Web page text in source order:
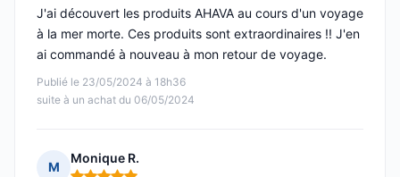
Publié le 23/05/2024 à 18h36
suite à un achat du 06/05/2024
J'ai découvert les produits AHAVA au cours d'un voyage
à la mer morte. Ces produits sont extraordinaires !! J'en
ai commandé à nouveau à mon retour de voyage.
M
Monique R.